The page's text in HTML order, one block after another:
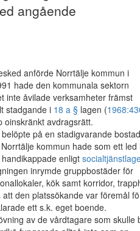
angående
anförde Norrtälje kommun i
hade den kommunala sektorn
inte åvilade verksamheter främst
stadgande i 18 a § lagen (
oinskränkt avdragsrätt.
på en stadigvarande bostad
kommun hade som ett led
enligt
inrymde gruppbostäder för
kök samt korridor,
den platssökande var föremål
ett s.k. eget boende.
av de vårdtagare som skulle